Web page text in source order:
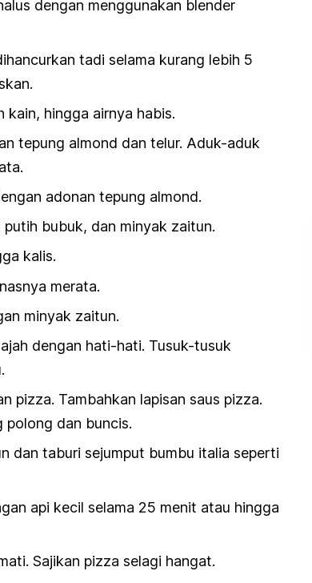
dengan menggunakan blender
tadi selama kurang lebih 5
kain, hingga airnya habis.
tepung almond dan telur. Aduk-aduk
adonan tepung almond.
bubuk, dan minyak zaitun.
kalis.
merata.
minyak zaitun.
dengan hati-hati. Tusuk-tusuk
pizza. Tambahkan lapisan saus pizza.
polong dan buncis.
dan taburi sejumput bumbu italia seperti
api kecil selama 25 menit atau hingga
Sajikan pizza selagi hangat.